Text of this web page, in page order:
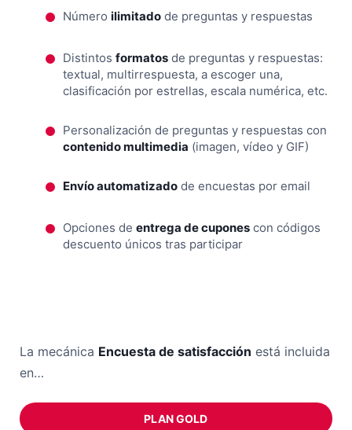
Número ilimitado de preguntas y respuestas
Distintos formatos de preguntas y respuestas:
textual, multirrespuesta, a escoger una,
clasificación por estrellas, escala numérica, etc.
Personalización de preguntas y respuestas con
contenido multimedia (imagen, vídeo y GIF)
Envío automatizado de encuestas por email
Opciones de entrega de cupones con códigos
descuento únicos tras participar
La mecánica Encuesta de satisfacción está incluida
en…
PLAN GOLD